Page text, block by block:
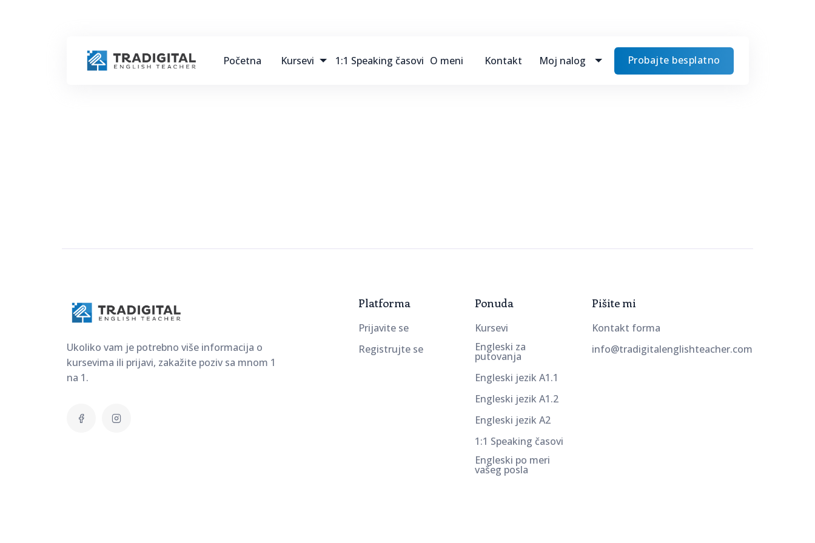
Početna Kursevi 1:1 Speaking časovi O meni Kontakt Moj nalog Probajte besplatno
Ukoliko vam je potrebno više informacija o
kursevima ili prijavi, zakažite poziv sa mnom 1
na 1.
Platforma
Prijavite se
Registrujte se
Ponuda
Kursevi
Engleski za
putovanja
Engleski jezik A1.1
Engleski jezik A1.2
Engleski jezik A2
1:1 Speaking časovi
Engleski po meri
vašeg posla
Pišite mi
Kontakt forma
info@tradigitalenglishteacher.com